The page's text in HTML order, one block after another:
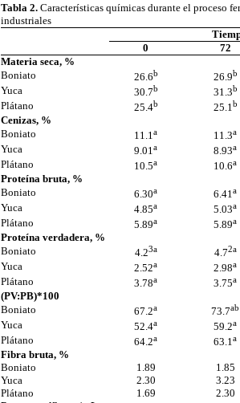
Tabla 2. Características químicas durante el proceso
industriales
0
72
Materia seca, %
Boniato
26.6b 26.9b
Yuca 30.7b 31.3b
Plátano 25.4b 25.1 b
Cenizas, %
Boniato
11.1 a 11.3a
Yuca 9.01 a 8.93a
Plátano 10.5a 10.6a
Proteína bruta, %
Boniato
6.30a 6.41 a
Yuca 4.85a 5.03a
Plátano 5.89a 5.89a
Proteína verdadera, %
Boniato
4.23a 4.72a
Yuca 2.52a 2.98a
Plátano 3.78a 3.75a
(PV:PB)*100
Boniato
67.2a 73.7ab
Yuca 52.4a 59.2a
Plátano 64.2a 63.1 a
Fibra bruta, %
Boniato
1.89
1.85
Yuca
2.30
3.23
Plátano
1.69
2.30